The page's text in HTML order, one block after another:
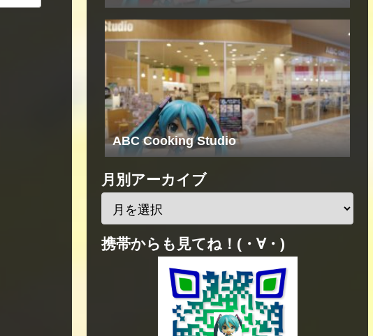
ABC Cooking Studio
月別アーカイブ
携帯からも見てね！(・∀・)